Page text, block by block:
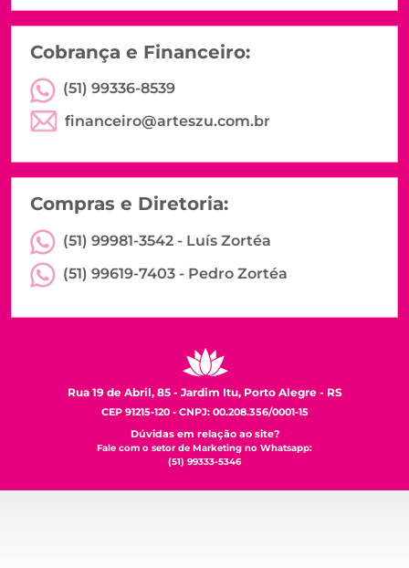
Cobrança e Financeiro:
(51) 99336-8539
financeiro@arteszu.com.br
Compras e Diretoria:
(51) 99981-3542 - Luís Zortéa
(51) 99619-7403 - Pedro Zortéa
Rua 19 de Abril, 85 - Jardim Itu, Porto Alegre - RS
CEP 91215-120 - CNPJ: 00.208.356/0001-15
Dúvidas em relação ao site?
Fale com o setor de Marketing no Whatsapp:
(51) 99333-5346